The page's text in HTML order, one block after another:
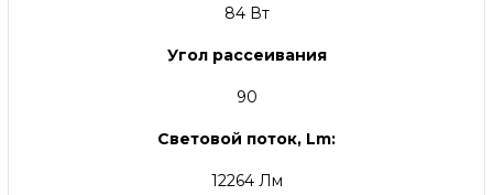
84 Вт
Угол рассеивания
90
Световой поток, Lm:
12264 Лм